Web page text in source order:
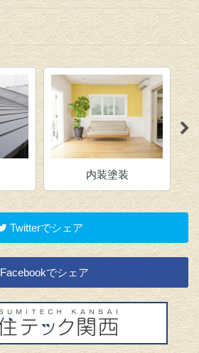
内装塗装
Twitterでシェア
Facebookでシェア